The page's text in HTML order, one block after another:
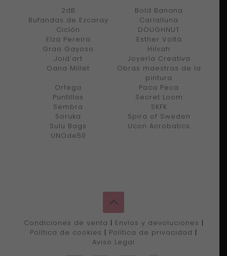
2dB
Bold Banana
Bufandas de Ezcaray
Carlalluna
Ciclón
DOUGHNUT
Elza Pereira
Esther Voltà
Grao Gayoso
Hilvah
Joid'art
Joyería Creativa
Oana Millet
Obras maestras de la
pintura
Orfega
Paca Peca
Puntillas
Secret Loom
Sembra
SKFK
Soruka
Spira of Sweden
Sulu Bags
Ucon Acrobatics
UNOde50
Condiciones de venta | Envíos y devoluciones |
Política de cookies | Política de privacidad |
Aviso Legal